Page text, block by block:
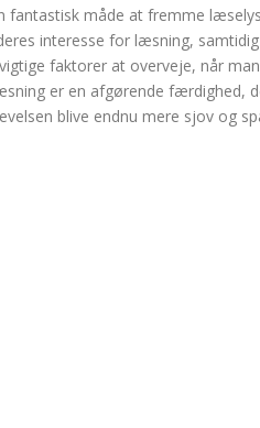
fantastisk måde at fremme
interesse for læsning,
faktorer at overveje, når
er en afgørende færdighed,
blive endnu mere sjov og